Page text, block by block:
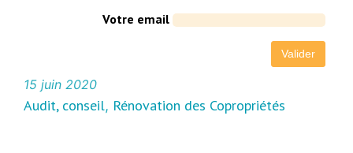
Votre email
15 juin 2020
Audit, conseil, Rénovation des Copropriétés